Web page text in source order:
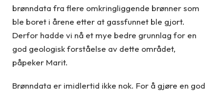
brønndata fra flere omkringliggende brønner som
ble boret i årene etter at gassfunnet ble gjort.
Derfor hadde vi nå et mye bedre grunnlag for en
god geologisk forståelse av dette området,
påpeker Marit.
Brønndata er imidlertid ikke nok. For å gjøre en god